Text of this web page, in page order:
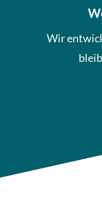
Wir